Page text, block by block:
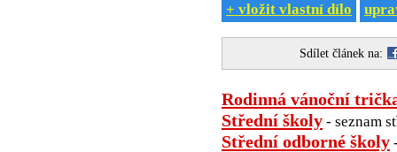
+ vložit vlastní dílo
Sdílet článek na:
Rodinná vánoční
Střední školy - seznam
Střední odborné školy